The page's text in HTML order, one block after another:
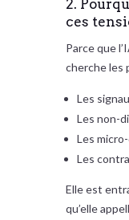
2.
ces
Parce que
cherche les
Les
Les non-
Les
Les
Elle est
qu’elle